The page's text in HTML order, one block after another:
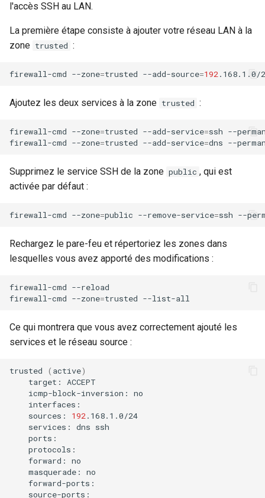
l'accès SSH au LAN.
La première étape consiste à ajouter votre réseau LAN à la
zone trusted :
firewall-cmd --zone=trusted --add-source=192 .168.1.0/
Ajoutez les deux services à la zone trusted :
firewall-cmd --zone=trusted --add-service=ssh --
firewall-cmd --zone=trusted --add-service=dns
Supprimez le service SSH de la zone public , qui est
activée par défaut :
firewall-cmd --zone=public --remove-service=ssh
Rechargez le pare-feu et répertoriez les zones dans
lesquelles vous avez apporté des modifications :
firewall-cmd --reload
firewall-cmd --zone=trusted
Ce qui montrera que vous avez correctement ajouté les
services et le réseau source :
trusted ( active)
target:
icmp-block-inversion:
sources:
192
services:
dns
forward:
masquerade: